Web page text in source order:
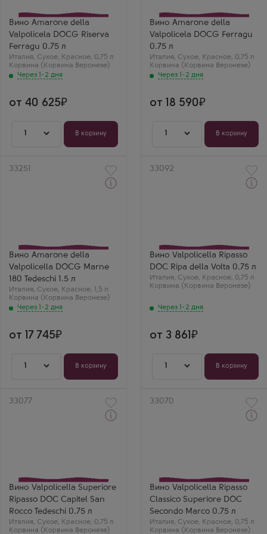
Вино Amarone della
Valpolicela DOCG Riserva
Ferragu 0.75 л
Италия, Сухое, Красное, 0,75 л
Корвина (Корвина Веронезе)
Через 1-2 дня
Ferragu
Сорт винограда
Корвина (Корвина
Веронезе)
Страна
Италия
Регион
Амароне делла
Вальполичелла, Венето
от 40 625
1 В корзину
Вино Amarone della
Valpolicela DOCG Ferragu
0.75 л
Италия, Сухое, Красное, 0,75 л
Корвина (Корвина Веронезе)
Через 1-2 дня
Сорт винограда
Корвина (Корвина
Веронезе)
Страна
Италия
Регион
Амароне делла
Вальполичелла, Венето
от 18 590
1 В корзину
Артикул
33251
Вино Amarone della
Valpolicella DOCG Marne
180 Tedeschi 1.5 л
Италия, Сухое, Красное,
1,5 л
Корвина (Корвина Веронезе)
Через 1-2 дня
Tedeschi
Сорт винограда
Корвина (Корвина
Веронезе)
Страна
Италия
Регион
Вальполичелла, Венето
от 17 745
1 В корзину
Артикул
33092
Вино Valpolicella Ripasso
DOC Ripa della Volta 0.75 л
Италия, Сухое, Красное, 0,75 л
Корвина (Корвина Веронезе)
Через 1-2 дня
Сорт винограда
Корвина (Корвина
Веронезе)
Страна
Италия
Регион
от 3 861
1 В корзину
Артикул
33077
Вино Valpolicella Superiore
Ripasso DOC Capitel San
Rocco Tedeschi 0.75 л
Италия, Сухое, Красное, 0,75 л
Корвина (Корвина Веронезе)
Производитель
Tedeschi
Сорт винограда
Корвина (Корвина
Веронезе)
Страна
Италия
Артикул
33070
Вино Valpolicella Ripasso
Classico Superiore DOC
Secondo Marco 0.75 л
Италия, Сухое, Красное, 0,75 л
Корвина (Корвина Веронезе)
Secondo Marco
Сорт винограда
Корвина (Корвина
Веронезе)
Страна
Италия
Регион